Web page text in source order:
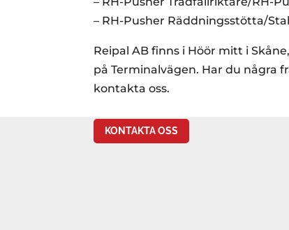
– RH-Pusher Räddningsstötta/
Reipal AB finns i Höör mitt i
på Terminalvägen. Har du några
kontakta oss.
KONTAKTA OSS